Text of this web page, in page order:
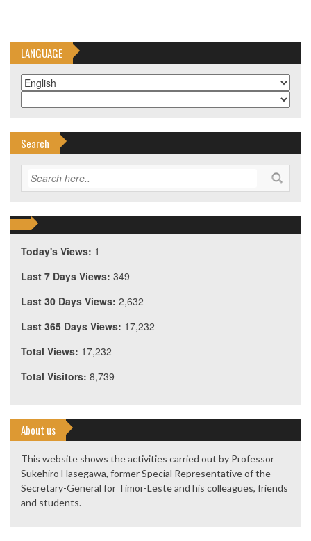
LANGUAGE
Search
Today's Views: 1
Last 7 Days Views: 349
Last 30 Days Views: 2,632
Last 365 Days Views: 17,232
Total Views: 17,232
Total Visitors: 8,739
About us
This website shows the activities carried out by Professor
Sukehiro Hasegawa, former Special Representative of the
Secretary-General for Timor-Leste and his colleagues, friends
and students.